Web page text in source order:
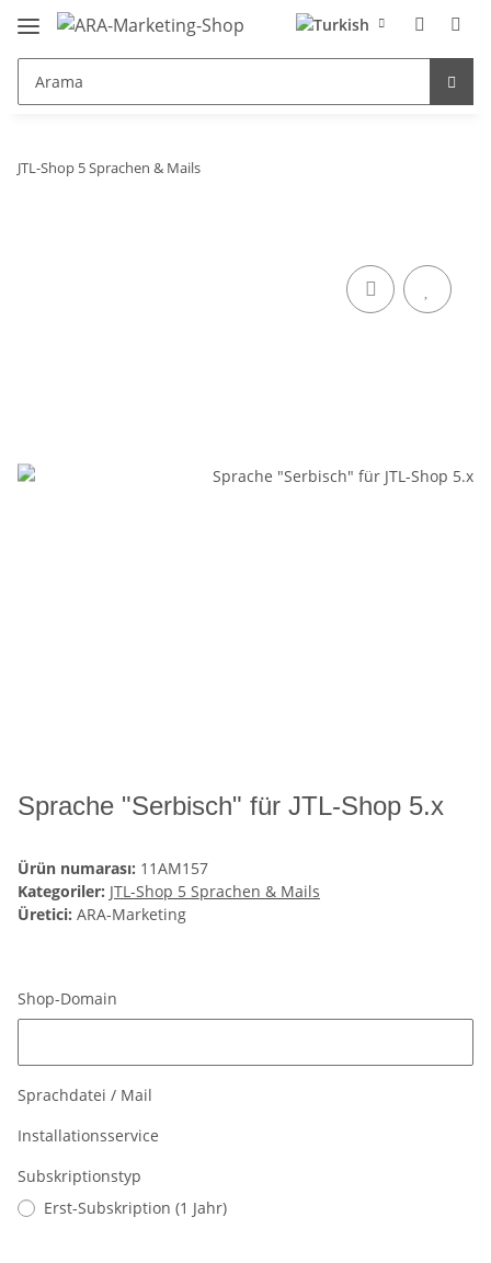
JTL-Shop 5 Sprachen & Mails
Sprache "Serbisch" für JTL-Shop 5.x
Ürün numarası: 11AM157
Kategoriler: JTL-Shop 5 Sprachen & Mails
Üretici: ARA-Marketing
Shop-Domain
Sprachdatei / Mail
Installationsservice
Subskriptionstyp
Erst-Subskription (1 Jahr)